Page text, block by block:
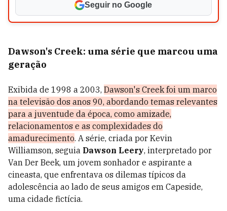
Seguir no Google
Dawson's Creek: uma série que marcou uma
geração
Exibida de 1998 a 2003, Dawson's Creek foi um marco
na televisão dos anos 90, abordando temas relevantes
para a juventude da época, como amizade,
relacionamentos e as complexidades do
amadurecimento. A série, criada por Kevin
Williamson, seguia Dawson Leery, interpretado por
Van Der Beek, um jovem sonhador e aspirante a
cineasta, que enfrentava os dilemas típicos da
adolescência ao lado de seus amigos em Capeside,
uma cidade fictícia.